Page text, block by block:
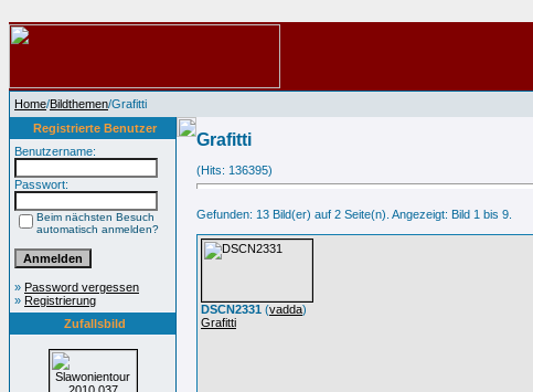
Home/Bildthemen/Grafitti
Registrierte Benutzer
Benutzername:
Passwort:
Beim nächsten Besuch
automatisch anmelden?
» Password vergessen
» Registrierung
Zufallsbild
Grafitti
(Hits: 136395)
Gefunden: 13 Bild(er) auf 2 Seite(n). Angezeigt: Bild 1 bis 9.
DSCN2331 (vadda)
Grafitti